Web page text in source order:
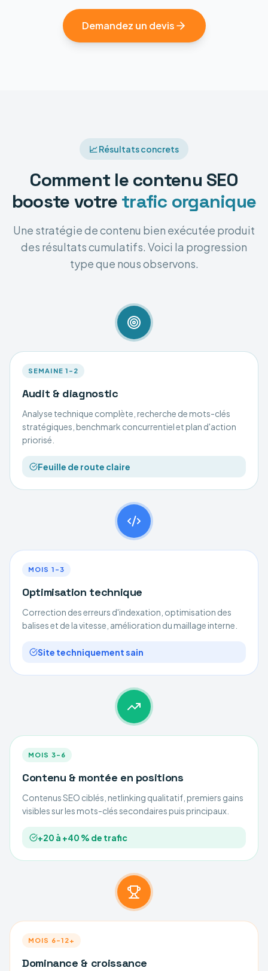
Demandez un devis
📈 Résultats concrets
Comment le contenu SEO
booste votre trafic organique
Une stratégie de contenu bien exécutée produit
des résultats cumulatifs. Voici la progression
type que nous observons.
SEMAINE 1–2
Audit & diagnostic
Analyse technique complète, recherche de mots-clés
stratégiques, benchmark concurrentiel et plan d'action
priorisé.
Feuille de route claire
MOIS 1–3
Optimisation technique
Correction des erreurs d'indexation, optimisation des
balises et de la vitesse, amélioration du maillage interne.
Site techniquement sain
MOIS 3–6
Contenu & montée en positions
Contenus SEO ciblés, netlinking qualitatif, premiers gains
visibles sur les mots-clés secondaires puis principaux.
+20 à +40 % de trafic
MOIS 6–12+
Dominance & croissance